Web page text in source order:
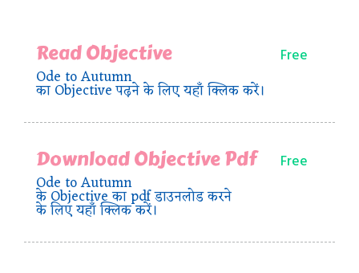
Read Objective
Ode to Autumn
का Objective पढ़ने के लिए यहाँ क्लिक करें।
Free
Download Objective Pdf
Ode to Autumn
के Objective का pdf डाउनलोड करने
के लिए यहाँ क्लिक करें।
Free